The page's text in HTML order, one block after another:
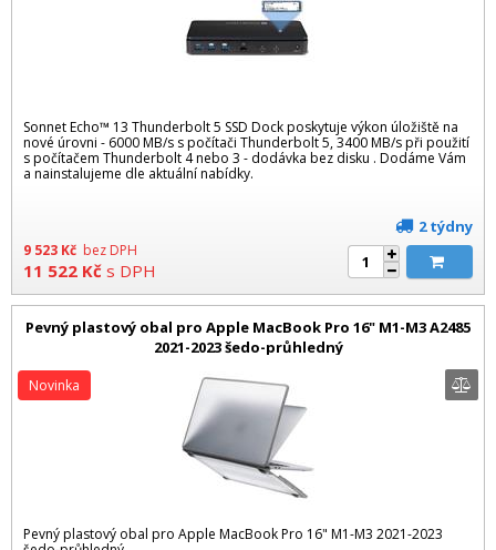
Sonnet Echo™ 13 Thunderbolt 5 SSD Dock poskytuje výkon úložiště na
nové úrovni - 6000 MB/s s počítači Thunderbolt 5, 3400 MB/s při použití
s počítačem Thunderbolt 4 nebo 3 - dodávka bez disku . Dodáme Vám
a nainstalujeme dle aktuální nabídky.
2 týdny
9 523 Kč bez DPH
11 522 Kč s DPH
Pevný plastový obal pro Apple MacBook Pro 16" M1-M3 A2485
2021-2023 šedo-průhledný
Pevný plastový obal pro Apple MacBook Pro 16" M1-M3 2021-2023
Novinka